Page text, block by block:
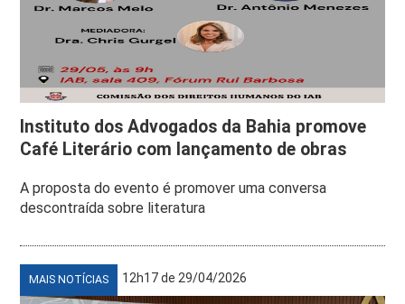
Instituto dos Advogados da Bahia promove
Café Literário com lançamento de obras
A proposta do evento é promover uma conversa
descontraída sobre literatura
MAIS NOTÍCIAS 12h17 de 29/04/2026